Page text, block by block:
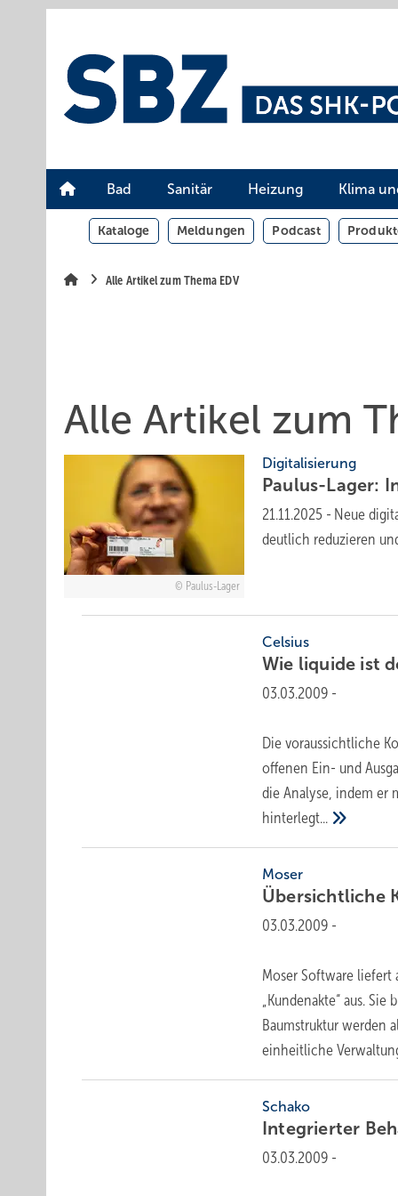
Bad Sanitär Heizung Klima
Kataloge Meldungen Podcast
Alle Artikel zum Thema EDV
Alle Artikel zum
Paulus-Lager
Digitalisierung
Paulus-Lager:
21.11.2025 - Neue
deut­lich redu­zieren
Celsius
Wie liquide ist
03.03.2009 -
Die voraussichtliche
offenen Ein- und
die Analyse, indem er
hinterlegt...
Moser
Übersichtliche
03.03.2009 -
Moser Software liefert
„Kundenakte“ aus.
Baumstruktur werden
einheitliche
Schako
Integrierter
03.03.2009 -